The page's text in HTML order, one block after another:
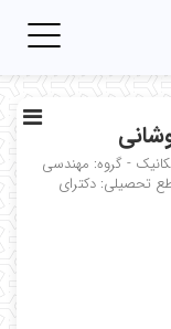
- گروه: مهندسی
تحصیلی: دکترای